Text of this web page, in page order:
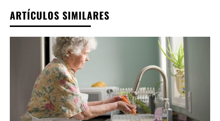
ARTÍCULOS SIMILARES